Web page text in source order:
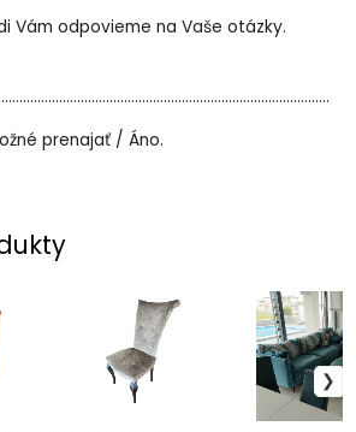
Vám odpovieme na Vaše otázky.
prenajať / Áno.